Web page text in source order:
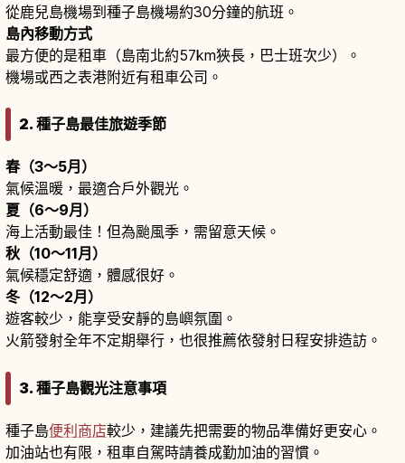
從鹿兒島機場到種子島機場約30分鐘的航班。
島內移動方式
最方便的是租車（島南北約57km狹長，巴士班次少）。
機場或西之表港附近有租車公司。
2. 種子島最佳旅遊季節
春（3〜5月）
氣候溫暖，最適合戶外觀光。
夏（6〜9月）
海上活動最佳！但為颱風季，需留意天候。
秋（10〜11月）
氣候穩定舒適，體感很好。
冬（12〜2月）
遊客較少，能享受安靜的島嶼氛圍。
火箭發射全年不定期舉行，也很推薦依發射日程安排造訪。
3. 種子島觀光注意事項
種子島便利商店較少，建議先把需要的物品準備好更安心。
加油站也有限，租車自駕時請養成勤加油的習慣。